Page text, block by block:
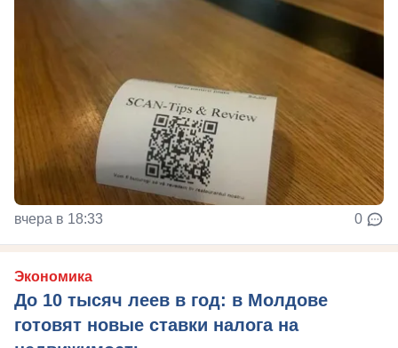
вчера в 18:33 0
Экономика
До 10 тысяч леев в год: в Молдове
готовят новые ставки налога на